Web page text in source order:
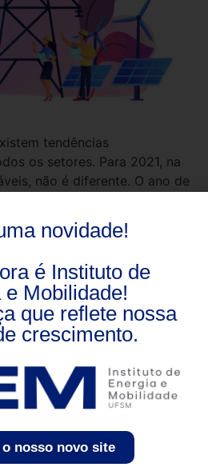
tendências
os setores. Para 2021, na
não é diferente. O ano de
formas possíveis. A pandemia
caminhos de muitas formas,
novidade!
é Instituto de
e Mobilidade!
que reflete nossa
crescimento.
o nosso novo site